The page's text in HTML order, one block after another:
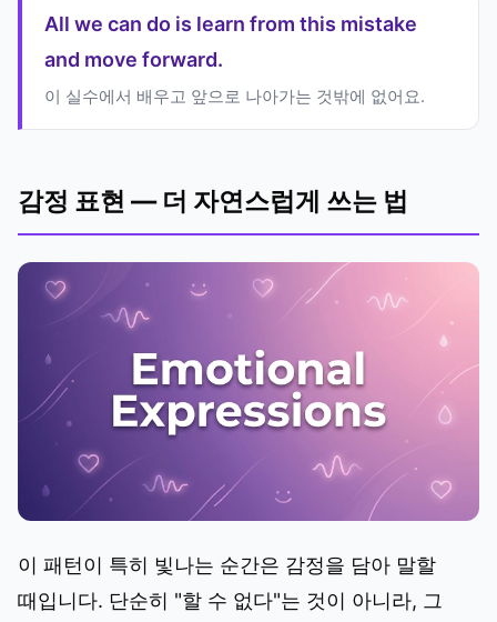
All we can do is learn from this mistake
and move forward.
이 실수에서 배우고 앞으로 나아가는 것밖에 없어요.
감정 표현 — 더 자연스럽게 쓰는 법
이 패턴이 특히 빛나는 순간은 감정을 담아 말할
때입니다. 단순히 "할 수 없다"는 것이 아니라, 그